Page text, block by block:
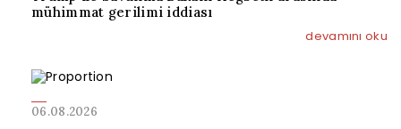
mühimmat gerilimi iddiası
devamını oku
06.08.2026